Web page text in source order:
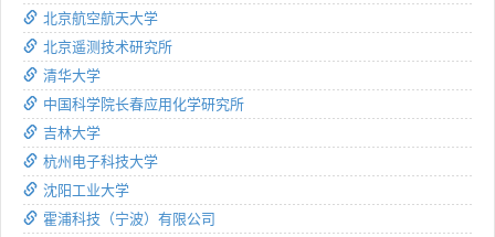
北京航空航天大学
北京遥测技术研究所
清华大学
中国科学院长春应用化学研究所
吉林大学
杭州电子科技大学
沈阳工业大学
霍浦科技（宁波）有限公司